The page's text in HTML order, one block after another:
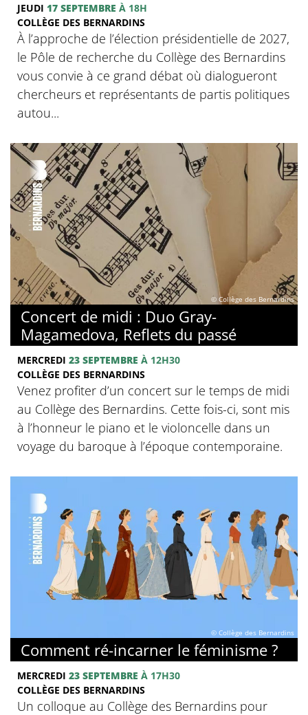
JEUDI 17 SEPTEMBRE À 18H
COLLÈGE DES BERNARDINS
À l’approche de l’élection présidentielle de 2027,
le Pôle de recherche du Collège des Bernardins
vous convie à ce grand débat où dialogueront
chercheurs et représentants de partis politiques
autou...
© Collège des Bernardins
Concert de midi : Duo Gray-
Magamedova, Reflets du passé
MERCREDI 23 SEPTEMBRE À 12H30
COLLÈGE DES BERNARDINS
Venez profiter d’un concert sur le temps de midi
au Collège des Bernardins. Cette fois-ci, sont mis
à l’honneur le piano et le violoncelle dans un
voyage du baroque à l’époque contemporaine.
© Collège des Bernardins
Comment ré-incarner le féminisme ?
MERCREDI 23 SEPTEMBRE À 17H30
COLLÈGE DES BERNARDINS
Un colloque au Collège des Bernardins pour